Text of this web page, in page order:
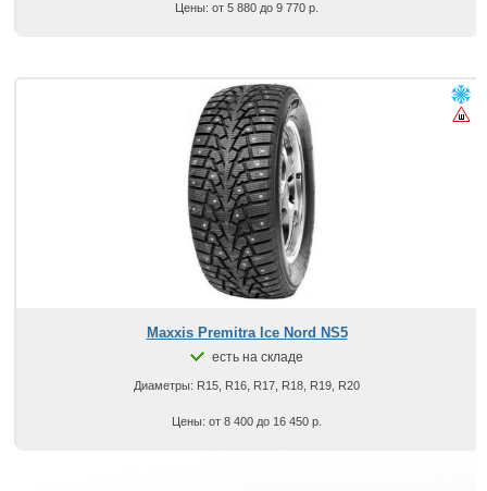
Цены: от 5 880 до 9 770 р.
Maxxis Premitra Ice Nord NS5
есть на складе
Диаметры: R15, R16, R17, R18, R19, R20
Цены: от 8 400 до 16 450 р.